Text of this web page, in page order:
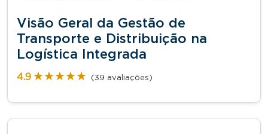
Visão Geral da Gestão de
Transporte e Distribuição na
Logística Integrada
4.9 ★★★★★
★★★★★ (39 avaliações)